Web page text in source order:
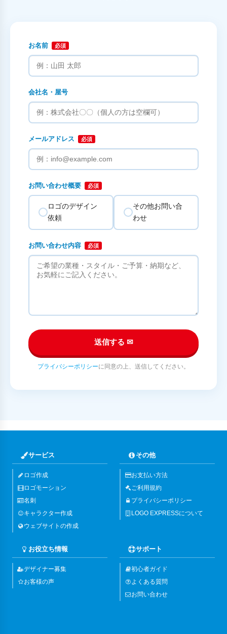
お名前 必須
会社名・屋号
メールアドレス 必須
お問い合わせ概要 必須
ロゴのデザイン
依頼
その他お問い合
わせ
お問い合わせ内容 必須
送信する ✉
プライバシーポリシーに同意の上、送信してください。
サービス
ロゴ作成
ロゴモーション
名刺
キャラクター作成
ウェブサイトの作成
その他
お支払い方法
ご利用規約
プライバシーポリシー
LOGO EXPRESSについて
お役立ち情報
デザイナー募集
お客様の声
サポート
初心者ガイド
よくある質問
お問い合わせ